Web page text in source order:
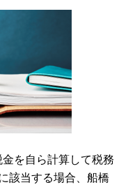
を自ら計算して税務
該当する場合、船橋